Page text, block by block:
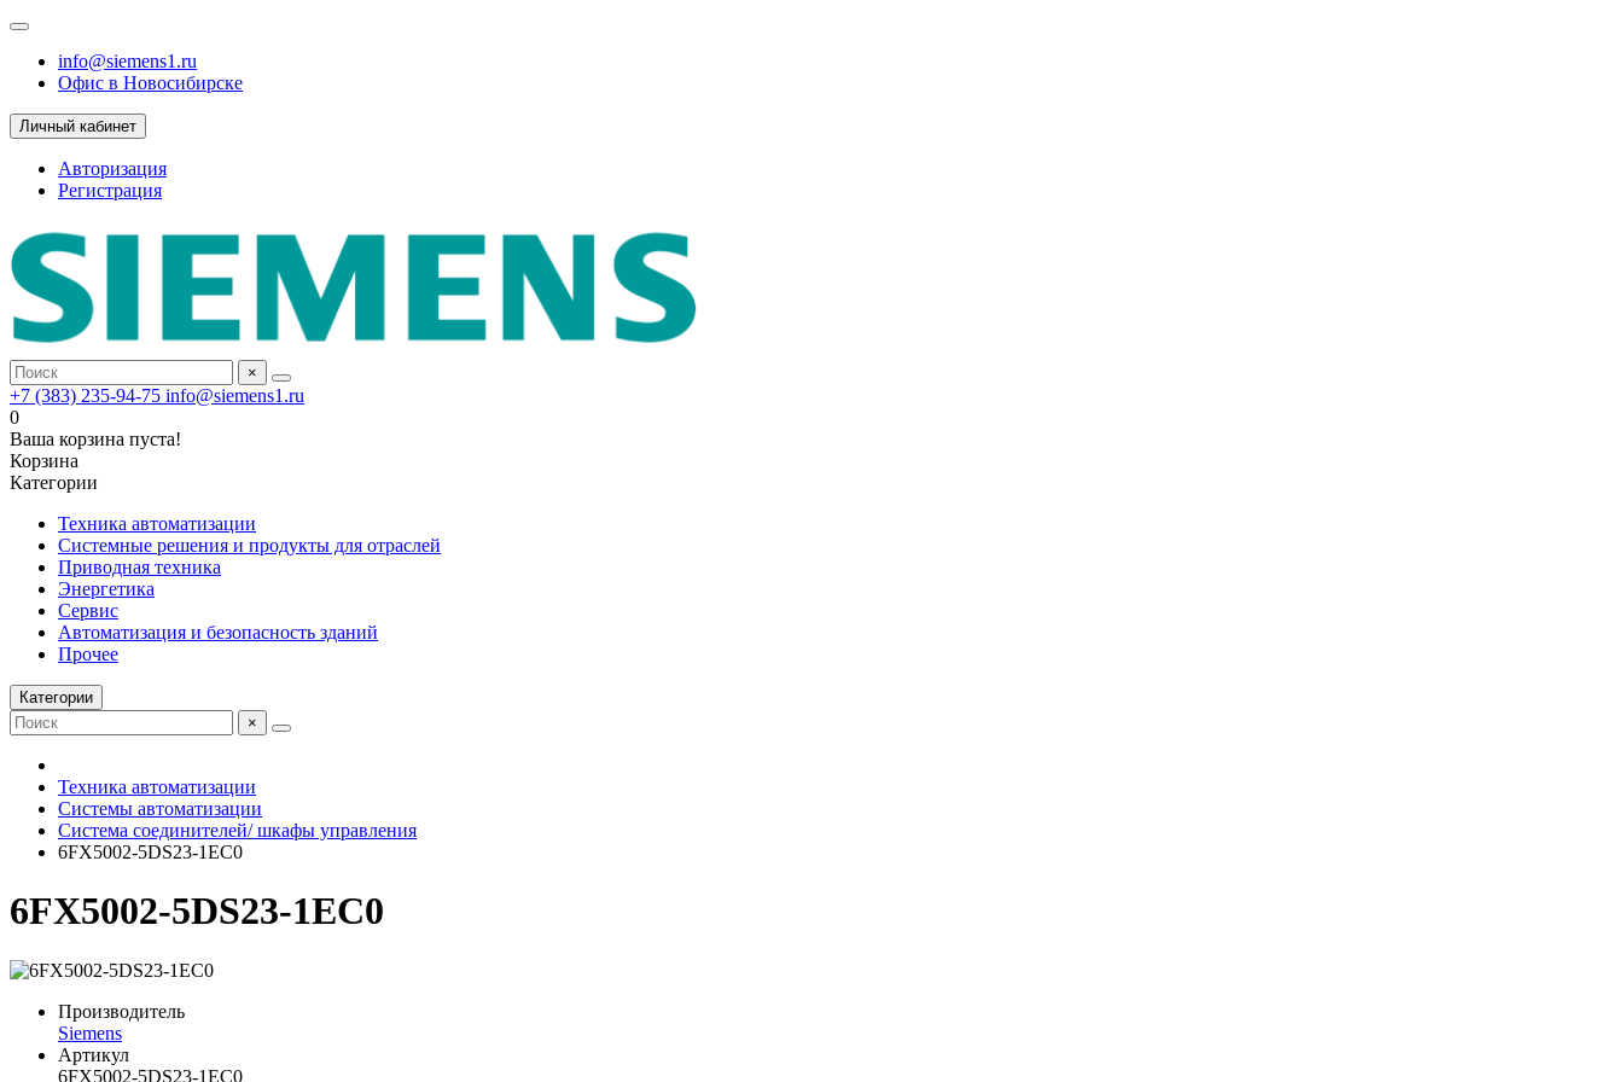
info@siemens1.ru
Офис в Новосибирске
Личный кабинет
Авторизация
Регистрация
×
+7 (383) 235-94-75 info@siemens1.ru
0
Ваша корзина пуста!
Корзина
Категории
Техника автоматизации
Системные решения и продукты для отраслей
Приводная техника
Энергетика
Сервис
Автоматизация и безопасность зданий
Прочее
Категории
×
Техника автоматизации
Системы автоматизации
Система соединителей/ шкафы управления
6FX5002-5DS23-1EC0
6FX5002-5DS23-1EC0
Производитель
Siemens
Артикул
6FX5002-5DS23-1EC0